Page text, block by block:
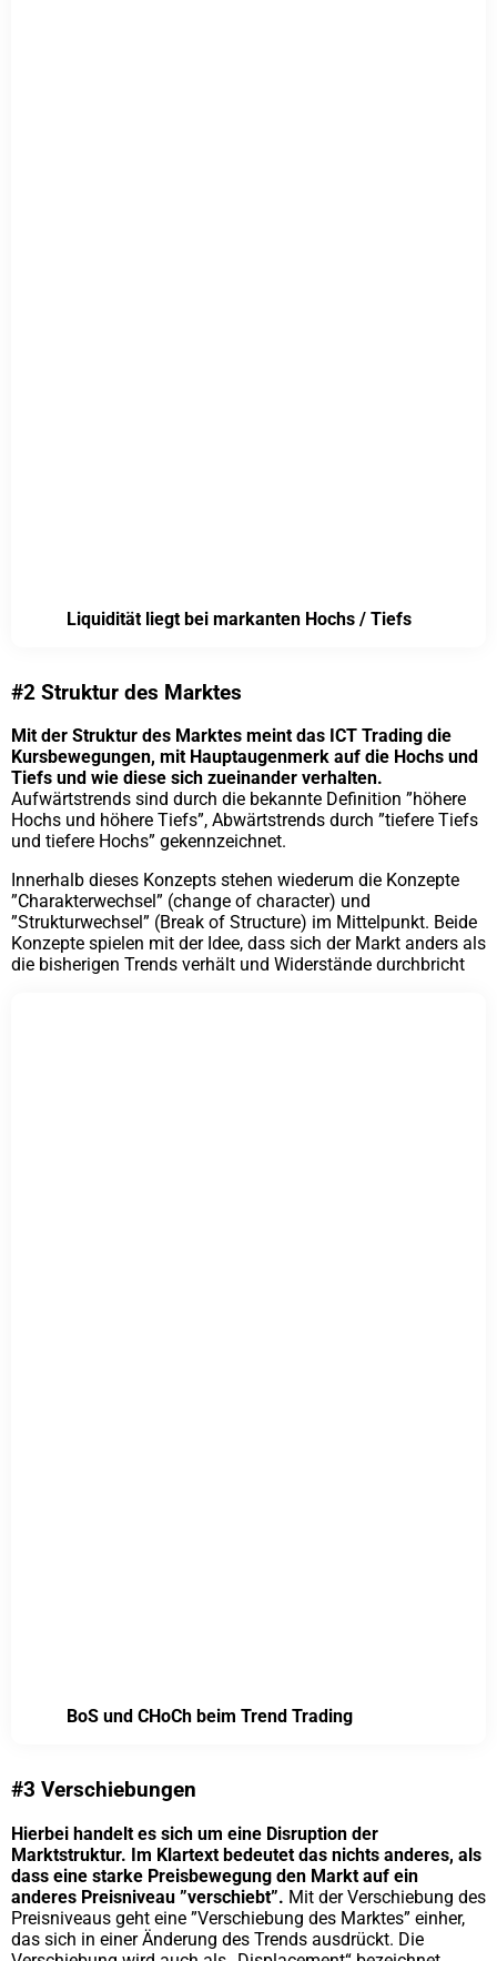
Liquidität liegt bei markanten Hochs / Tiefs
#2 Struktur des Marktes
Mit der Struktur des Marktes meint das ICT Trading die
Kursbewegungen, mit Hauptaugenmerk auf die Hochs und
Tiefs und wie diese sich zueinander verhalten.
Aufwärtstrends sind durch die bekannte Definition ”höhere
Hochs und höhere Tiefs”, Abwärtstrends durch ”tiefere Tiefs
und tiefere Hochs” gekennzeichnet.
Innerhalb dieses Konzepts stehen wiederum die Konzepte
”Charakterwechsel” (change of character) und
”Strukturwechsel” (Break of Structure) im Mittelpunkt. Beide
Konzepte spielen mit der Idee, dass sich der Markt anders als
die bisherigen Trends verhält und Widerstände durchbricht
BoS und CHoCh beim Trend Trading
#3 Verschiebungen
Hierbei handelt es sich um eine Disruption der
Marktstruktur. Im Klartext bedeutet das nichts anderes, als
dass eine starke Preisbewegung den Markt auf ein
anderes Preisniveau ”verschiebt”. Mit der Verschiebung des
Preisniveaus geht eine ”Verschiebung des Marktes” einher,
das sich in einer Änderung des Trends ausdrückt. Die